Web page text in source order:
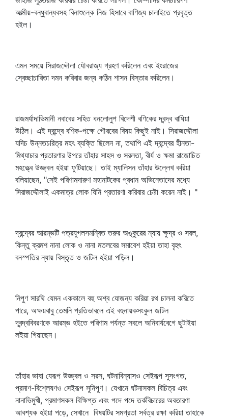
আত্মীয়-বন্ধুবান্ধবসহ বিনাশুল্কে নিজ হিসাবে বাণিজ্য চালাইতে প্রবৃত্ত
হইল।
এমন সময়ে সিরাজদ্দৌলা যৌবরাজ্য গ্রহণ করিলেন এবং ইংরাজের
স্বেচ্ছাচারিতা দমন করিবার জন্য কঠিন শাসন বিস্তার করিলেন।
রাজমর্যাদাভিমানী নবাবের সহিত ধনলোলুপ বিদেশী বণিকের দ্বন্দ্ব বাধিয়া
উঠিল। এই দ্বন্দ্বে বণিক-পক্ষে গৌরবের বিষয় কিছুই নাই। সিরাজদ্দৌলা
যদিচ উন্নতচরিত্র মহৎ ব্যক্তি ছিলেন না, তথাপি এই দ্বন্দ্বের হীনতা-
মিথ্যাচার প্রতারণার উপরে তাঁহার সাহস ও সরলতা, বীর্য ও ক্ষমা রাজোচিত
মহত্ত্বে উজ্জ্বল হইয়া ফুটিয়াছে। তাই ম্যালিসন তাঁহার উল্লেখ করিয়া
বলিয়াছেন, "সেই পরিণামদারুণ মহানাটকের প্রধান অভিনেতাদের মধ্যে
সিরাজদ্দৌলাই একমাত্র লোক যিনি প্রতারণা করিবার চেষ্টা করেন নাই। "
দ্বন্দ্বের আরম্ভটি পত্রযুগলসমন্বিত তরুর অঙ্কুরের ন্যায় ক্ষুদ্র ও সরল,
কিন্তু ক্রমশ নানা লোক ও নানা মতলবের সমাবেশ হইয়া তাহা বৃহৎ
বনস্পতির ন্যায় বিস্তৃত ও জটিল হইয়া পড়িল।
নিপুণ সারথি যেমন এককালে বহু অশ্ব যোজন্য করিয়া রথ চালনা করিতে
পারে, অক্ষয়বাবু তেমনি প্রতিভাবলে এই বহুনায়কসংকুল জটিল
দ্বন্দ্ববিবরণকে আরম্ভ হইতে পরিণাম পর্যন্ত সবলে অনিবার্যবেগে ছুটাইয়া
লইয়া গিয়াছেন।
তাঁহার ভাষা যেরূপ উজ্জ্বল ও সরস, ঘটনাবিন্যাসও সেইরূপ সুসংগত,
প্রমাণ-বিশ্লেষণও সেইরূপ সুনিপুণ। যেখানে ঘটনাসকল বিচিত্র এবং
নানাভিমুখী, প্রমাণসকল বিক্ষিপ্ত এবং পদে পদে তর্কবিচারের অবতারণা
আবশ্যক হইয়া পড়ে, সেখানে বিষয়টির সমগ্রতা সর্বত্র রক্ষা করিয়া তাহাকে